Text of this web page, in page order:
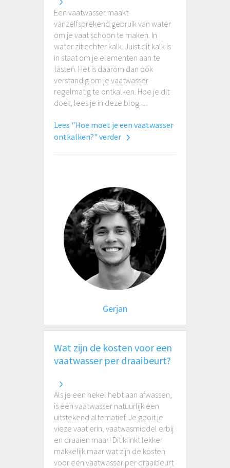
Een vaatwasser maakt
vanzelfsprekend gebruik van water
om je vaat schoon te maken. In
water zit echter kalk. Juist dit kalk is
in staat om je elementen aan te
tasten. Het is daarom dan ook
verstandig om je vaatwasser
regelmatig te ontkalken. Hoe je dit
doet, lees je in deze blog. ...
Lees "Hoe moet je een vaatwasser
ontkalken?" verder
Gerjan
Wat zijn de kosten voor een
vaatwasser per draaibeurt?
Als je een hekel hebt aan afwassen,
is een vaatwasser natuurlijk een
uitstekend alternatief. Je gooit je
vieze vaat erin, vaatwasmiddel erbij
en draaien maar! Dit klinkt lekker
makkelijk maar wat zijn de kosten
voor een vaatwasser per draaibeurt